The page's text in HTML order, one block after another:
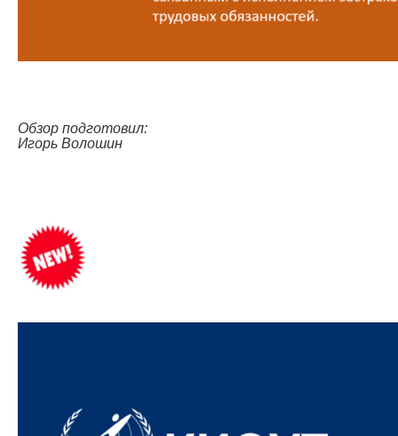
Обзор подготовил:
Игорь Волошин